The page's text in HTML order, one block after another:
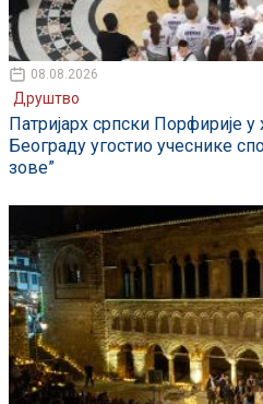
08.08.2026
Друштво
Патријарх српски Порфирије
Београду угостио учеснике
зове”